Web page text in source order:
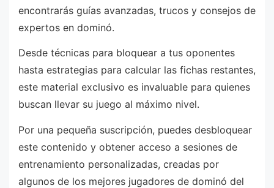
encontrarás guías avanzadas, trucos y consejos de
expertos en dominó.
Desde técnicas para bloquear a tus oponentes
hasta estrategias para calcular las fichas restantes,
este material exclusivo es invaluable para quienes
buscan llevar su juego al máximo nivel.
Por una pequeña suscripción, puedes desbloquear
este contenido y obtener acceso a sesiones de
entrenamiento personalizadas, creadas por
algunos de los mejores jugadores de dominó del